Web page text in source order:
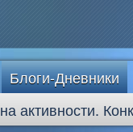
Блоги-Дневники
активности.